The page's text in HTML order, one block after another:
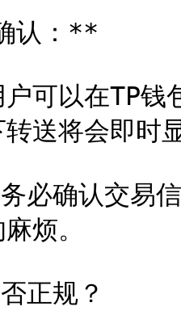
认：**
可以在TP
送将会即时
必确认交易
烦。
正规？